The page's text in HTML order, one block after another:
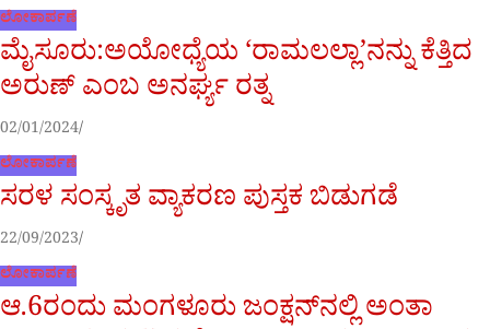
ಲೋಕಾರ್ಪಣೆ
ಮೈಸೂರು:ಅಯೋಧ್ಯೆಯ ‘ರಾಮಲಲ್ಲಾ’ನನ್ನು ಕೆತ್ತಿದ
ಅರುಣ್ ಎಂಬ ಅನರ್ಘ್ಯ ರತ್ನ
02/01/2024
ಲೋಕಾರ್ಪಣೆ
ಸರಳ ಸಂಸ್ಕೃತ ವ್ಯಾಕರಣ ಪುಸ್ತಕ ಬಿಡುಗಡೆ
22/09/2023
ಲೋಕಾರ್ಪಣೆ
ಆ.6ರಂದು ಮಂಗಳೂರು ಜಂಕ್ಷನ್‌ನಲ್ಲಿ ಅಂತಾ